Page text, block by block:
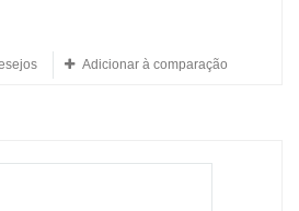
Adicionar à comparação